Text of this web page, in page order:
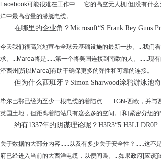
启动使用AT＆T无线，以增强盲人的可耐磨物
对流行移动应用程序的法律Mumbo Jumbo可能
家庭办公室充满紧急服务网络交付尽管风险
谷歌I / O 2016：活博客
Facebook在英国雇用了500人
DataMeer获得了大量的大数据分析更容易
ARM获取顶端以加入眼睛
Facebook在该区域：做正确的事情
智能机推动以加速业务
英国低于全球网络安全信心
Mingis关于Tech：MacBooks很热，贸易展示不
Barnsley委员会尽管工作人员咨询，最大限度地
Facebook可能很难在工作中......它的高空无人机[但]没有什
洋中最高容量的潜艇电缆。
在哪里的企业角？Microsoft“S Frank Rey Guns
今天我们很高兴地宣布全球云基础设施的最新一步。...我们
求。...Marea将是......第一个将美国连接到南欧的人。......现
泽西州[所以Marea]有助于确保更多的弹性和可靠的连接。
但为什么西班牙？Simon Sharwood涂鸦游泳池
毕尔巴鄂已经为至少一根电缆的着陆点...... TGN-西欧，并
英国土地，但距离着陆站只有这么多的空间。[和]紧密分组
约有1337年的阴谋理论呢？H3R3“5 H3LLDR0P
关于数据的大部分内容......以及有多少关于安全性？......这
府已经进入当前的大西洋电缆，以便间谍。...如果政府[应该